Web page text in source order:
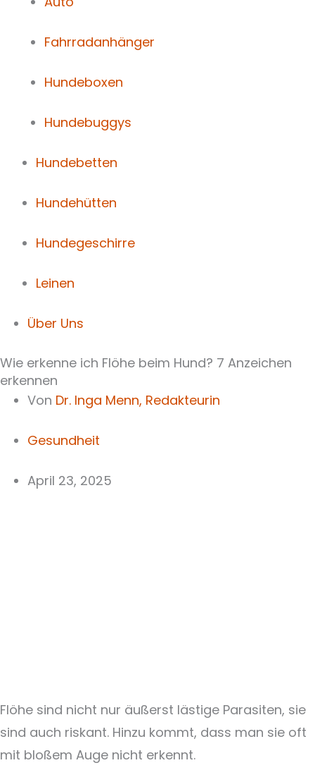
Fahrradanhänger
Hundeboxen
Hundebuggys
Hundebetten
Hundehütten
Hundegeschirre
Leinen
Über Uns
Wie erkenne ich Flöhe beim Hund? 7 Anzeichen
erkennen
Von Dr. Inga Menn, Redakteurin
Gesundheit
April 23, 2025
Flöhe sind nicht nur äußerst lästige Parasiten, sie
sind auch riskant. Hinzu kommt, dass man sie oft
mit bloßem Auge nicht erkennt.